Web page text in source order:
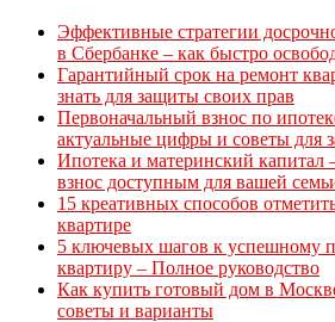
Эффективные стратегии
в Сбербанке – как быстро
Гарантийный срок на ремонт
знать для защиты своих прав
Первоначальный взнос по
актуальные цифры и советы для
Ипотека и материнский капитал
взнос доступным для вашей
15 креативных способов
квартире
5 ключевых шагов к успешному
квартиру – Полное руководство
Как купить готовый дом в
советы и варианты